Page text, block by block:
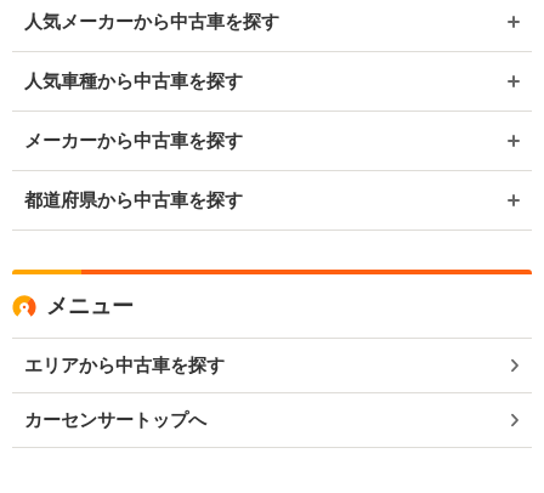
人気メーカーから中古車を探す
人気車種から中古車を探す
メーカーから中古車を探す
都道府県から中古車を探す
メニュー
エリアから中古車を探す
カーセンサートップへ